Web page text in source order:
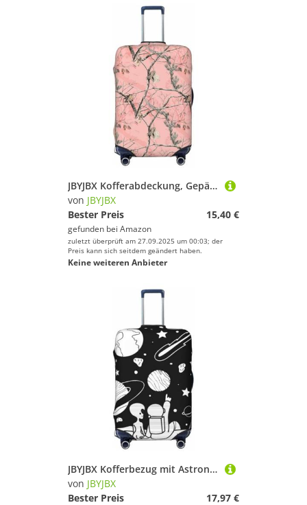
JBYJBX Kofferabdeckung, Gepäckschutz, waschbar, elastisch, modische Reiseausrüstung, Rot, Schwarz, Small
von JBYJBX
Bester Preis
15,40 €
gefunden bei Amazon
zuletzt überprüft am 27.09.2025 um 00:03; der
Preis kann sich seitdem geändert haben.
Keine weiteren Anbieter
JBYJBX Kofferbezug mit Astronauten-Druck, waschbar, elastisch, modisch, Reiseausrüstung, Schwarz, Large
von JBYJBX
Bester Preis
17,97 €